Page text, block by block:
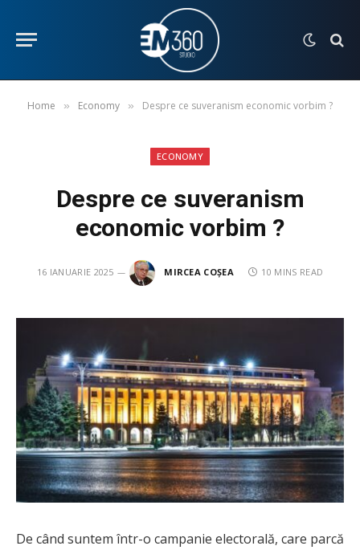
Home » Economy » Despre ce suveranism economic vorbim ?
ECONOMY
Despre ce suveranism
economic vorbim ?
16 IANUARIE 2025 MIRCEA COȘEA 10 MINS READ
De când suntem într-o campanie electorală, care parcă